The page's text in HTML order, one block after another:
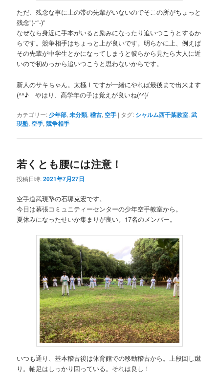
ただ、残念な事に上の帯の先輩がいないのでそこの所がちょっと
残念”(-“”-)”
なぜなら身近に手本がいると励みになったり追いつこうとするか
らです。競争相手はちょっと上が良いです。明らかに上、例えば
その先輩が中学生とかになってしまうと彼らから見たら大人に近
いので初めっから追いつこうと思わないからです。
新人のサキちゃん。太極Ⅰですが一緒にやれば最後まで出来ます
(^^♪ やはり、高学年の子は覚えが良いね(^^)/
カテゴリー:少年部,未分類,稽古, 空手 | タグ: シャルム西千葉教室,武
現塾, 空手,競争相手
若くとも腰には注意！
投稿日時:2021年7月27日
空手道武現塾の石塚克宏です。
今日は幕張コミュニティーセンターの少年空手教室から。
夏休みになったせいか集まりが良い。17名のメンバー。
いつも通り、基本稽古後は体育館での移動稽古から。上段回し蹴
り。軸足はしっかり回っている。それは良し！